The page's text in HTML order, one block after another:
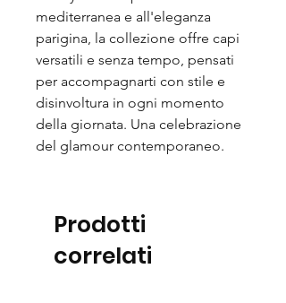
mediterranea e all'eleganza
parigina, la collezione offre capi
versatili e senza tempo, pensati
per accompagnarti con stile e
disinvoltura in ogni momento
della giornata. Una celebrazione
del glamour contemporaneo.
Prodotti
correlati